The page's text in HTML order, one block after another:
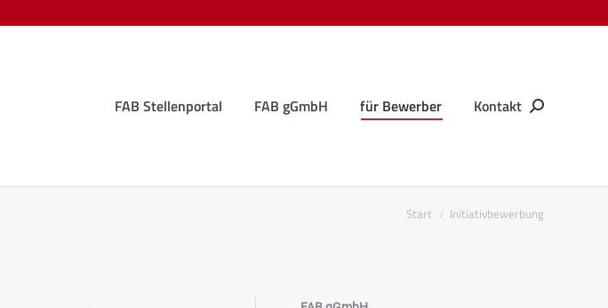
FAB Stellenportal FAB gGmbH für Bewerber Kontakt Search:
Sie befinden sich hier:
Start Initiativbewerbung